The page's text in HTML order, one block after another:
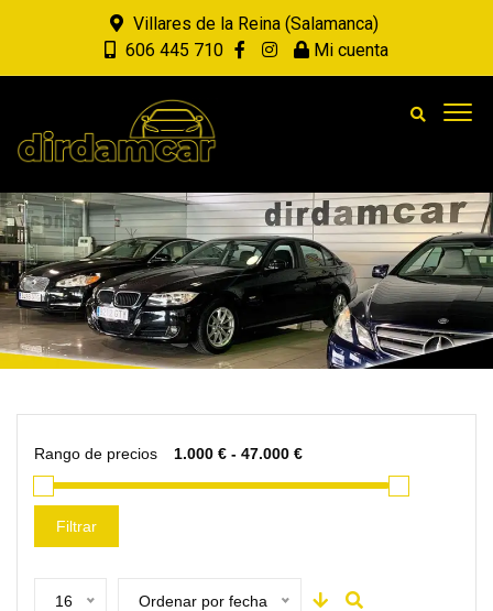
Villares de la Reina (Salamanca)
606 445 710
Mi cuenta
Rango de precios
Filtrar
16 Ordenar por fecha